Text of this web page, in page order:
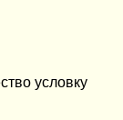
условку